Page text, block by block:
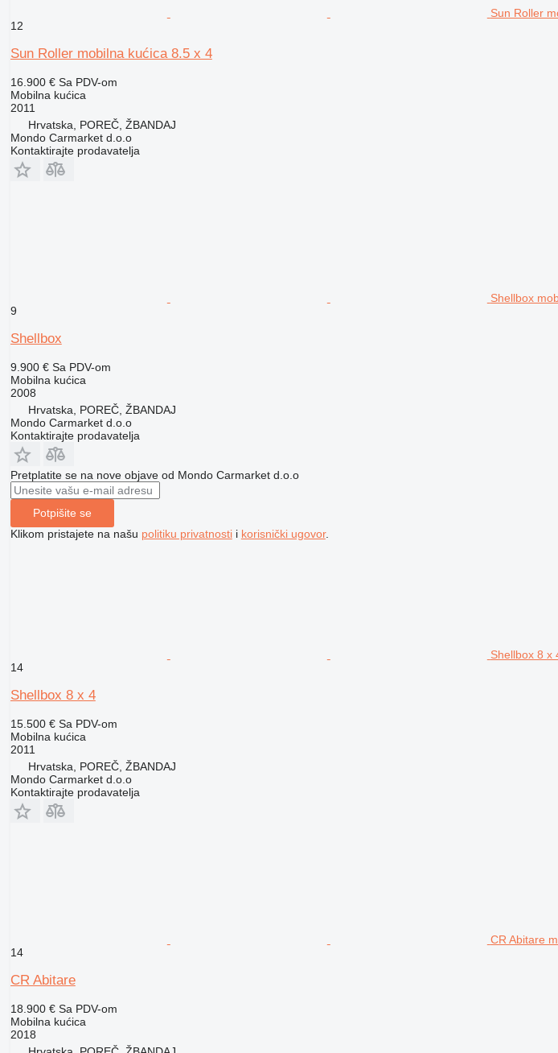
Sun Roller
12
Sun Roller mobilna kućica 8.5 x 4
16.900 € Sa PDV-om
Mobilna kućica
2011
Hrvatska, POREČ, ŽBANDAJ
Mondo Carmarket d.o.o
Kontaktirajte prodavatelja
Shellbox
9
Shellbox
9.900 € Sa PDV-om
Mobilna kućica
2008
Hrvatska, POREČ, ŽBANDAJ
Mondo Carmarket d.o.o
Kontaktirajte prodavatelja
Pretplatite se na nove objave od Mondo Carmarket d.o.o
Potpišite se
Klikom pristajete na našu politiku privatnostii korisnički ugovor.
Shellbox 8 x
14
Shellbox 8 x 4
15.500 € Sa PDV-om
Mobilna kućica
2011
Hrvatska, POREČ, ŽBANDAJ
Mondo Carmarket d.o.o
Kontaktirajte prodavatelja
CR Abitare
14
CR Abitare
18.900 € Sa PDV-om
Mobilna kućica
2018